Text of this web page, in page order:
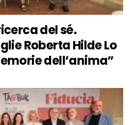
del sé.
Roberta Hilde Lo
dell’anima”